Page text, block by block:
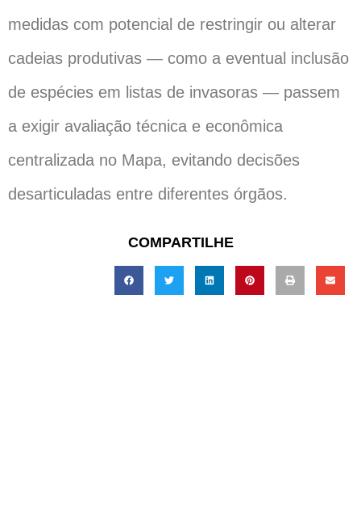
medidas com potencial de restringir ou alterar
cadeias produtivas — como a eventual inclusão
de espécies em listas de invasoras — passem
a exigir avaliação técnica e econômica
centralizada no Mapa, evitando decisões
desarticuladas entre diferentes órgãos.
COMPARTILHE